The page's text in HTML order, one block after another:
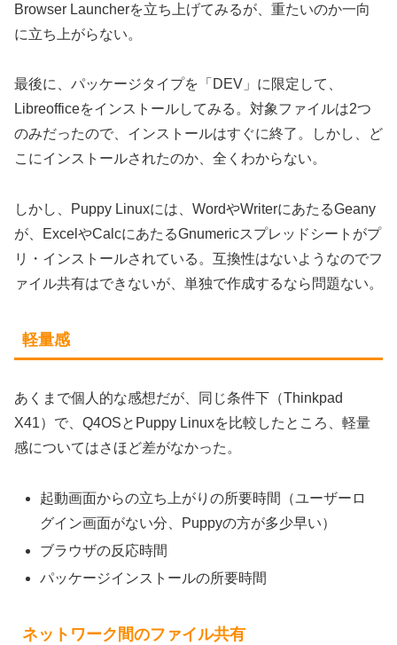
Browser Launcherを立ち上げてみるが、重たいのか一向
に立ち上がらない。
最後に、パッケージタイプを「DEV」に限定して、
Libreofficeをインストールしてみる。対象ファイルは2つ
のみだったので、インストールはすぐに終了。しかし、ど
こにインストールされたのか、全くわからない。
しかし、Puppy Linuxには、WordやWriterにあたるGeany
が、ExcelやCalcにあたるGnumericスプレッドシートがプ
リ・インストールされている。互換性はないようなのでフ
ァイル共有はできないが、単独で作成するなら問題ない。
軽量感
あくまで個人的な感想だが、同じ条件下（Thinkpad
X41）で、Q4OSとPuppy Linuxを比較したところ、軽量
感についてはさほど差がなかった。
起動画面からの立ち上がりの所要時間（ユーザーロ
グイン画面がない分、Puppyの方が多少早い）
ブラウザの反応時間
パッケージインストールの所要時間
ネットワーク間のファイル共有